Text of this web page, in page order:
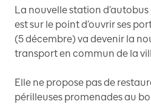
La nouvelle station
est sur le point d’ouvrir ses
(5 décembre) va devenir la
transport en commun de la
Elle ne propose pas de
périlleuses promenades au